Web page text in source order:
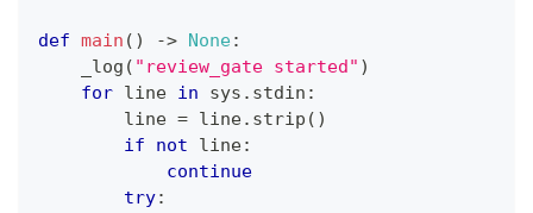
def main ( ) -> None:
    _log
( "review_gate started" )
for line in sys . stdin :
        line
= line. strip ( )
if
not line:
continue
try: